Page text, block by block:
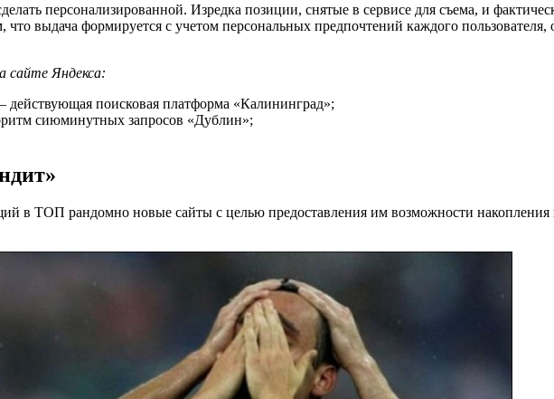
персонализированной. Изредка позиции, снятые в сервисе для съема, и
выдача формируется с учетом персональных предпочтений каждого пользователя,
сайте Яндекса:
поисковая платформа «Калининград»;
сиюминутных запросов «Дублин»;
ТОП рандомно новые сайты с целью предоставления им возможности накопления